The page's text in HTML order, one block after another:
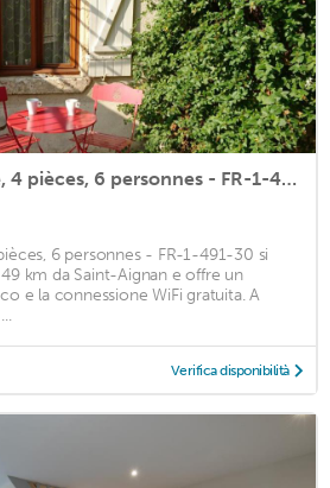
Gîte Cour-sur-Loire, 4 pièces, 6 personnes - FR-1-491-30
6 personnes - FR-1-491-30 si
km da Saint-Aignan e offre un
e la connessione WiFi gratuita. A
Verifica disponibilità